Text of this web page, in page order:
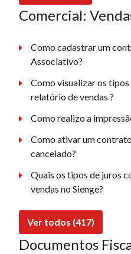
Comercial:
Como cadastrar um
Associativo?
Como visualizar os tipos
relatório de vendas ?
Como realizo a
Como ativar um
cancelado?
Quais os tipos de juros
vendas no Sienge?
Ver todos (417)
Documentos